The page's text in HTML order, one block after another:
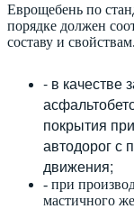
Еврощебень по
порядке должен
составу и
- в качестве
покрытия
автодорог с
движения;
- при
мастичного